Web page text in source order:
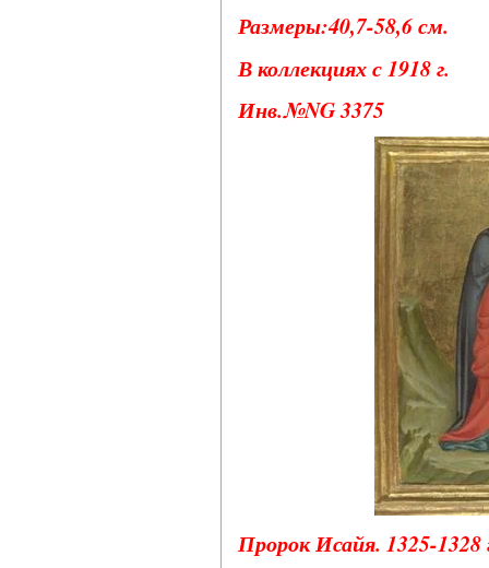
Размеры:40,7-58,6 см.
В коллекциях с 1918 г.
Инв.№NG 3375
Пророк Исайя. 1325-1328